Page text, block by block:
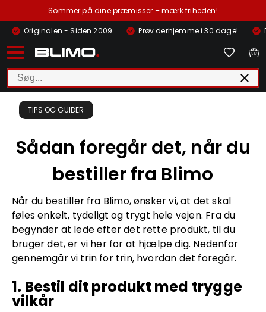
Sommer på dine præmisser – mærk friheden!
Originalen - Siden 2009
Prøv derhjemme i 30 dage!
TIPS OG GUIDER
Sådan foregår det, når du
bestiller fra Blimo
Når du bestiller fra Blimo, ønsker vi, at det skal
føles enkelt, tydeligt og trygt hele vejen. Fra du
begynder at lede efter det rette produkt, til du
bruger det, er vi her for at hjælpe dig. Nedenfor
gennemgår vi trin for trin, hvordan det foregår.
1. Bestil dit produkt med trygge
vilkår